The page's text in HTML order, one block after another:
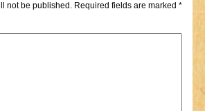
not be published.Required fields are marked *